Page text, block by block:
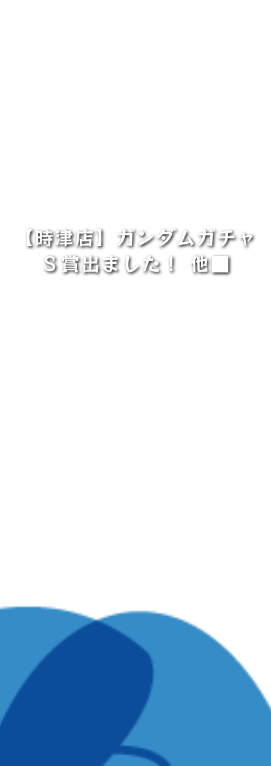
【時津店】ガンダムガチャ
Ｓ賞出ました！ 他■